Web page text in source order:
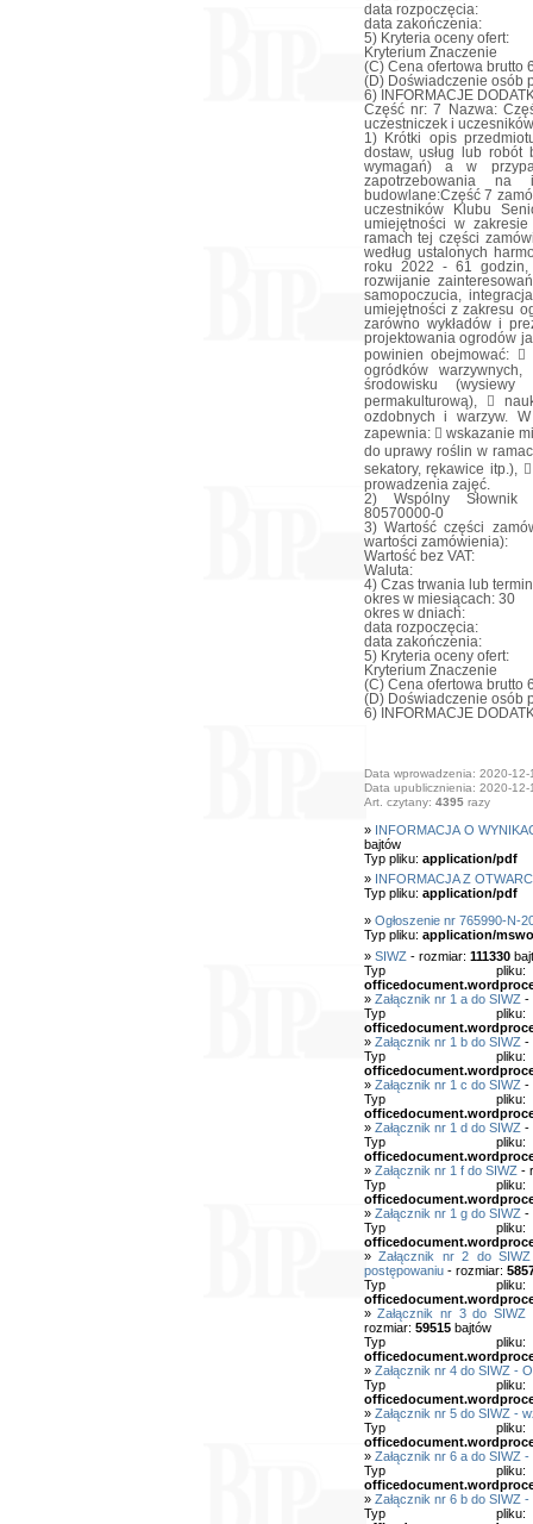
data rozpoczęcia:
data zakończenia:
5) Kryteria oceny ofert:
Kryterium Znaczenie
(C) Cena ofertowa brutto
(D) Doświadczenie osób
6) INFORMACJE
Część nr: 7 Nazwa:
uczestniczek i
1) Krótki opis
dostaw, usług lub robót
wymagań) a w
zapotrzebowania na
budowlane:Część 7
uczestników Klubu
umiejętności w
ramach tej części
według ustalonych
roku 2022 - 61
rozwijanie
samopoczucia,
umiejętności z zakresu
zarówno wykładów i
projektowania ogrodów
powinien obejmować: 
ogródków
środowisku
permakulturową), 
ozdobnych i warzyw.
zapewnia:  wskazanie
do uprawy roślin w
sekatory, rękawice itp.),
prowadzenia zajęć.
2) Wspólny Słownik
80570000-0
3) Wartość części
wartości zamówienia):
Wartość bez VAT:
Waluta:
4) Czas trwania lub
okres w miesiącach: 30
okres w dniach:
data rozpoczęcia:
data zakończenia:
5) Kryteria oceny ofert:
Kryterium Znaczenie
(C) Cena ofertowa brutto
(D) Doświadczenie osób
6) INFORMACJE
Data wprowadzenia: 2020-12-
Data upublicznienia: 2020-12-
Art. czytany: 4395razy
» INFORMACJA O
bajtów
Typ pliku: application/pdf
» INFORMACJA Z
Typ pliku: application/pdf
» Ogłoszenie nr 765990-N-
Typ pliku: application/
» SIWZ - rozmiar: 111330
Typ
» Załącznik nr 1 a do SIWZ -
Typ
» Załącznik nr 1 b do SIWZ -
Typ
» Załącznik nr 1 c do SIWZ -
Typ
» Załącznik nr 1 d do SIWZ -
Typ
» Załącznik nr 1 f do SIWZ -
Typ
» Załącznik nr 1 g do SIWZ -
Typ
»Załącznik nr 2 do
postępowaniu- rozmiar:
Typ
»Załącznik nr 3 do
rozmiar: 59515bajtów
Typ
» Załącznik nr 4 do SIWZ -
Typ
» Załącznik nr 5 do SIWZ -
Typ
» Załącznik nr 6 a do SIWZ
Typ
» Załącznik nr 6 b do SIWZ
Typ